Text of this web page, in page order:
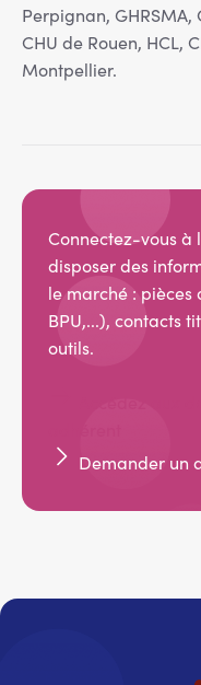
Perpignan, GHRSMA,
CHU de Rouen, HCL,
Montpellier.
Connectez-vous à
disposer des
le marché : pièces
BPU,...), contacts
outils.
Demander un